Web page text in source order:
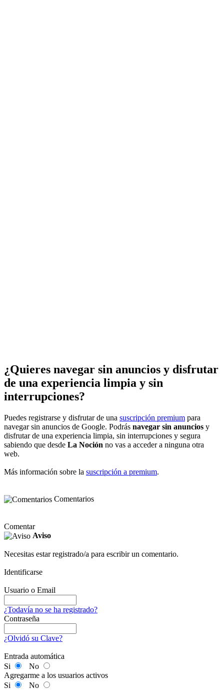
¿Quieres navegar sin anuncios y disfrutar
de una experiencia limpia y sin
interrupciones?
Puedes registrarse y disfrutar de una suscripción premium para
navegar sin anuncios de Google. Podrás navegar sin anuncios y
disfrutar de una experiencia limpia, sin interrupciones y segura
sabiendo que desde La Noción no vas a acceder a ninguna otra
web.
Más información sobre la suscripción a premium.
Comentarios
Comentar
Aviso
Necesitas estar registrado/a para escribir un comentario.
Identificarse
Usuario o Email
¿Todavía no se ha registrado?
Contraseña
¿Olvidó su Clave?
Entrada automática
Si
No
Agregarme a los usuarios activos
Si
No